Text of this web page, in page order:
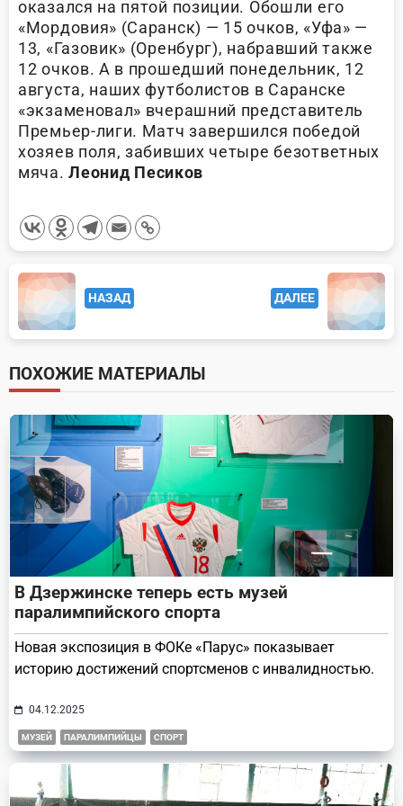
оказался на пятой позиции. Обошли его
«Мордовия» (Саранск) — 15 очков, «Уфа» —
13, «Газовик» (Оренбург), набравший также
12 очков. А в прошедший понедельник, 12
августа, наших футболистов в Саранске
«экзаменовал» вчерашний представитель
Премьер-лиги. Матч завершился победой
хозяев поля, забивших четыре безответных
мяча.Леонид Песиков
<span
class="nav-
subtitle
screen-
reader-
text">Page</span>
НАЗАД ДАЛЕЕ
ПОХОЖИЕ МАТЕРИАЛЫ
В Дзержинске теперь есть музей
паралимпийского спорта
Новая экспозиция в ФОКе «Парус» показывает
историю достижений спортсменов с инвалидностью.
04.12.2025
МУЗЕЙ ПАРАЛИМПИЙЦЫ СПОРТ